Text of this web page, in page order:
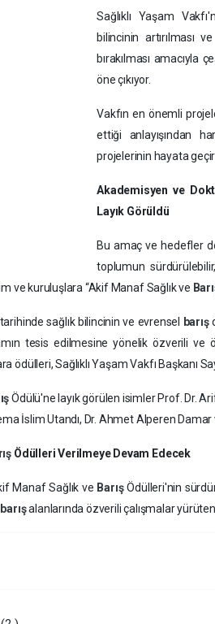
Sağlıklı Yaşam
bilincinin artırılması
bırakılması amacıyla
öne çıkıyor.
Vakfın en önemli
ettiği anlayışından
projelerinin hayata
Akademisyen ve
Layık Görüldü
Bu amaç ve hedefler
toplumun
ve kuruluşlara “Akif Manaf Sağlık ve
sağlık bilincinin ve evrensel barış
tesis edilmesine yönelik özverili ve
ödülleri, Sağlıklı Yaşam Vakfı Başkanı
Ödülü'ne layık görülen isimler Prof. Dr.
İslim Utandı, Dr. Ahmet Alperen Damar
Ödülleri Verilmeye Devam Edecek
Manaf Sağlık ve BarışÖdülleri'nin
barışalanlarında özverili çalışmalar